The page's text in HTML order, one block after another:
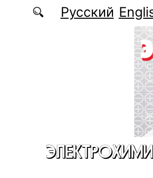
содержаниюРусский